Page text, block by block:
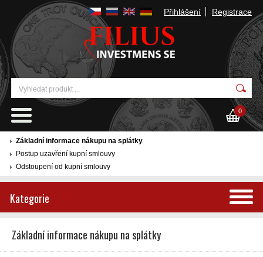
Přihlášení Registrace
0
Základní informace nákupu na splátky
Postup uzavření kupní smlouvy
Odstoupení od kupní smlouvy
Kategorie
Základní informace nákupu na splátky